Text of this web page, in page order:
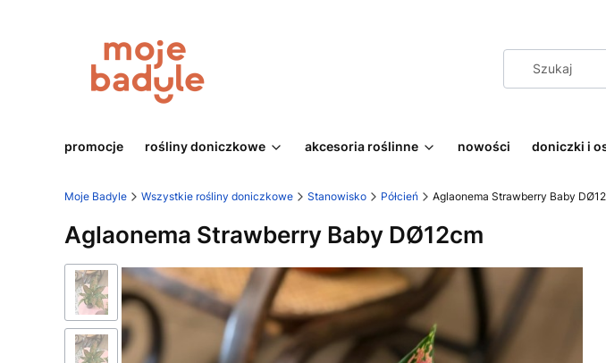
promocje rośliny doniczkowe akcesoria roślinne nowości doniczki i
Moje Badyle Wszystkie rośliny doniczkowe Stanowisko Półcień Aglaonema Strawberry Baby
Aglaonema Strawberry Baby DØ12cm